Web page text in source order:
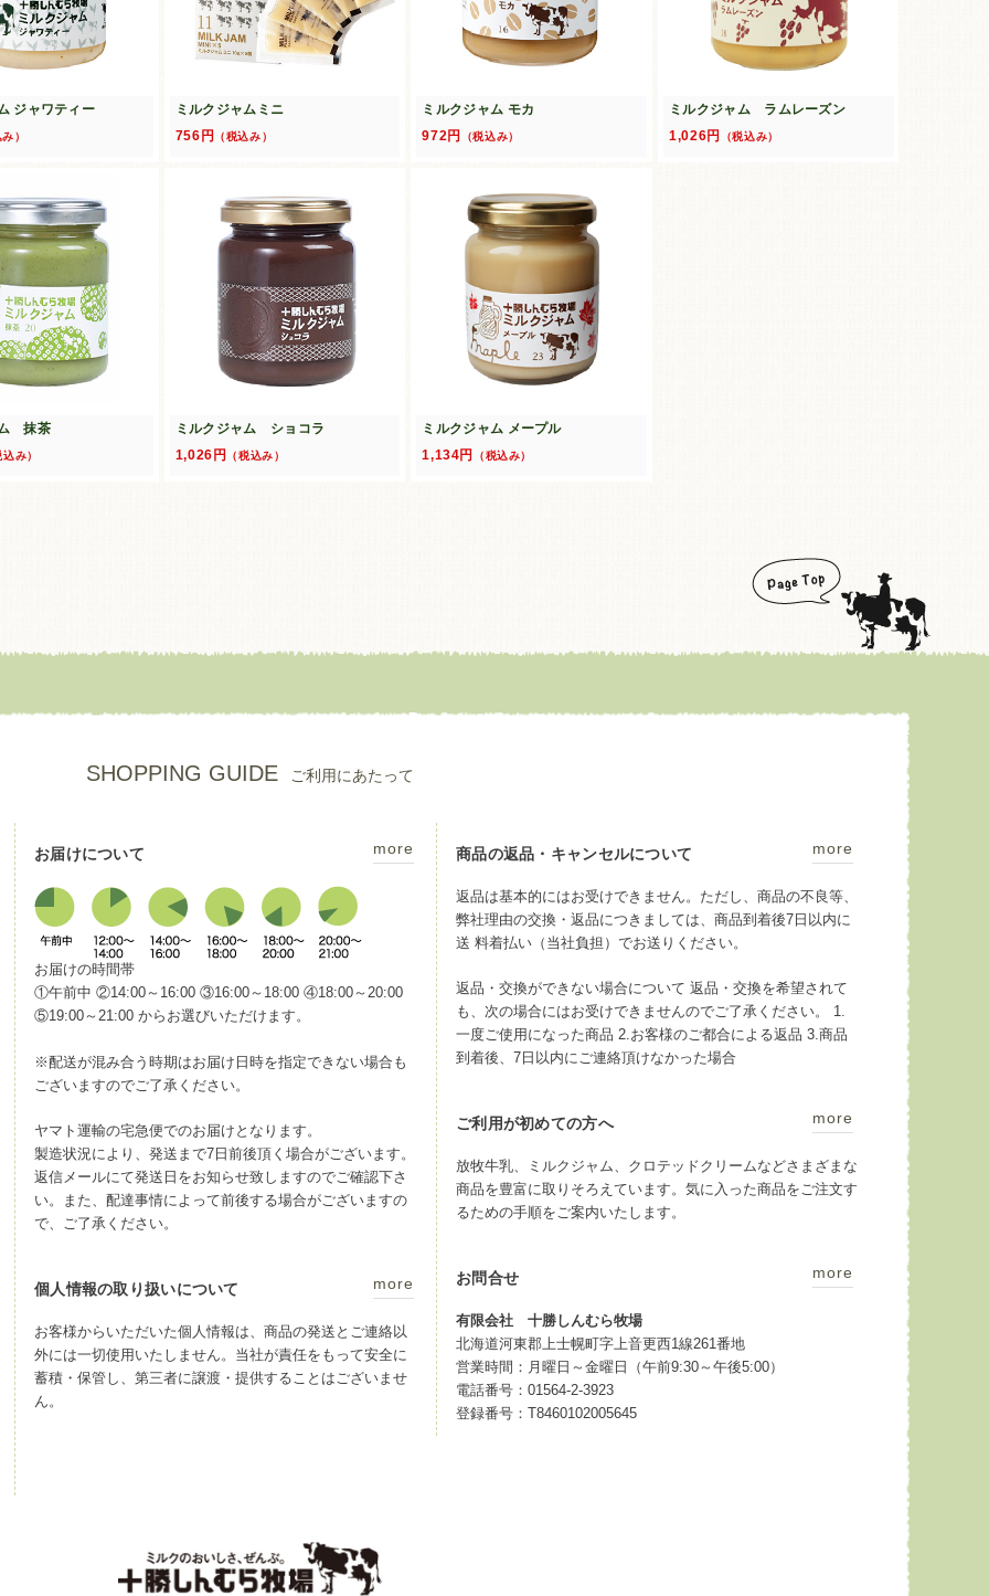
ジャワティー
）
ミルクジャムミニ
756円
（税込み）
ミルクジャム モカ
972円
（税込み）
ミルクジャム ラムレーズン
1,026円
（税込み）
抹茶
み）
ミルクジャム ショコラ
1,026円
（税込み）
ミルクジャム メープル
1,134円
（税込み）
SHOPPING GUIDE ご利用にあたって
お届けについて more
お届けの時間帯
①午前中 ②14:00～16:00 ③16:00～18:00 ④18:00～20:00
⑤19:00～21:00 からお選びいただけます。
※配送が混み合う時期はお届け日時を指定できない場合も
ございますのでご了承ください。
ヤマト運輸の宅急便でのお届けとなります。
製造状況により、発送まで7日前後頂く場合がございます。
返信メールにて発送日をお知らせ致しますのでご確認下さ
い。また、配達事情によって前後する場合がございますの
で、ご了承ください。
個人情報の取り扱いについて more
お客様からいただいた個人情報は、商品の発送とご連絡以
外には一切使用いたしません。当社が責任をもって安全に
蓄積・保管し、第三者に譲渡・提供することはございませ
ん。
商品の返品・キャンセルについて more
返品は基本的にはお受けできません。ただし、商品の不良等、
弊社理由の交換・返品につきましては、商品到着後7日以内に
送 料着払い（当社負担）でお送りください。
返品・交換ができない場合について 返品・交換を希望されて
も、次の場合にはお受けできませんのでご了承ください。 1.
一度ご使用になった商品 2.お客様のご都合による返品 3.商品
到着後、7日以内にご連絡頂けなかった場合
ご利用が初めての方へ more
放牧牛乳、ミルクジャム、クロテッドクリームなどさまざまな
商品を豊富に取りそろえています。気に入った商品をご注文す
るための手順をご案内いたします。
お問合せ more
有限会社 十勝しんむら牧場
北海道河東郡上士幌町字上音更西1線261番地
営業時間：月曜日～金曜日（午前9:30～午後5:00）
電話番号：01564-2-3923
登録番号：T8460102005645